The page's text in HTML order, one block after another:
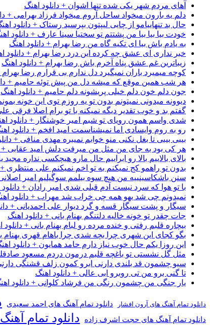
آهای مردم شهر یکی شده تنها اشوان + دانلود اهنگ
دلم یه بارون میخواد ساحل آروم میخواد فرزاد بهرامی +
حال بد تنهاییامو از چایی لیپتون بپرسید رستاک + دانلود
خودت بیا بیا بیا من پشتتم تو سختیا سینا عارف + دانلود
به یادم باش بیا ای تکیه گاه من رضا بهرام + دانلود اهنگ
خبر نداری ای عشق چه کرده این درد رضا بهرام + دانلود
زیباترین غم عشق پناه آخرم باش رضا بهرام + دانلود اهنگ
کوچه میمیرد باران نمیگیرد دل ندارم بی قرارم رضا بهرام
هر شب همین موقع که میشه دل من پیش توئه حامیم +
جون دلم خون دلم خیلی پریشونه دلم حامیم + دانلود اهنگ
دیوونه میدونی نمیتونم بدون تو یه روزم توی این خونه
گفتم بد و خوب تقدیر دیگه نمیکنه با تو برام اصلا فرقی
شدی واسم همون رویای تو شبم امیر خوشنگار + دانلود
رو به روم وایسادی اما نمیشناسمت امید افخم + دانلود
بیبی بیبی تا بغل نکنی منو خوابم نمیبره مهدی منافی +
هر کی بود به جای من مثل من میرفت دلش امید عقابی +
بالای بالاییم بالا رو ابراییم حال مارو هیچکسی نداره مجید
بدون تو راهمو کج نمیکنم به تو اخم نمیکنم علی منتظری +
سنن باشکاسینییه من هیچ سوه بیلمم سوگیلیم امیر اصلانی
با تو هوا که سرد نیست آدم قبلی شدی امیر رادان + دانلود
نمیدونم چی شد یهو همه چی خراب شد مهراب + دانلود
سیگار و پشت سیگار قسه و گرد دیوار علی احمدیانی +
جات چقدر تو خونه خالیه دلتنگم بهنام بانی + دانلود اهنگ
بیچاره قلبم رفتی و خنده مرده رو لبام بهنام بانی + دانلود
بگو کجای این شهری چرا بچه شدی چرا باهام قهری بهنام
این روزا یکم حال خوب نیاز دارم حامد همایون + دانلود
مثل گل نشستی تو باغچه قلبم درمون دردم مسعود صادقلو
سیو چشمون قد بلندی دارنی ابرو کمون زلف قشنگی دارنی
تا گنی برو من تی روبرو ابی عالی + دانلود اهنگ
یار جنگی من چشمون رنگی من فرشاد کلوانی + دانلود
دانلود تمام آهنگ های آرون افشار دانلود تمام آهنگ های احمد سعیدی
دانلود تمام آهنگ های حجت اشرف زاده دانلود تمام